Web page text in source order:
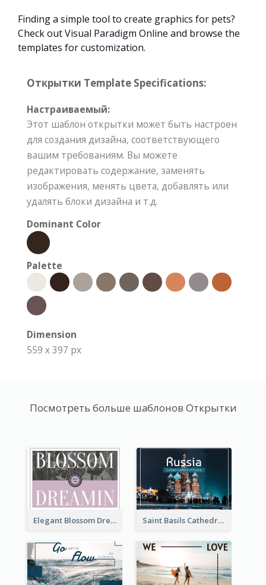
Finding a simple tool to create graphics for pets?
Check out Visual Paradigm Online and browse the
templates for customization.
Открытки Template Specifications:
Настраиваемый:
Этот шаблон открытки может быть настроен
для создания дизайна, соответствующего
вашим требованиям. Вы можете
редактировать содержание, заменять
изображения, менять цвета, добавлять или
удалять блоки дизайна и т.д.
Dominant Color
Palette
Dimension
559 x 397 px
Посмотреть больше шаблонов Открытки
Elegant Blossom Dreamy Design Postcard Saint Basils Cathedral Post Card